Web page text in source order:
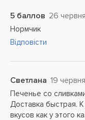
5 баллов 26
Нормчик
Відповісти
Светлана 19
Печенье со
Доставка быстрая.
вкусов как у этого